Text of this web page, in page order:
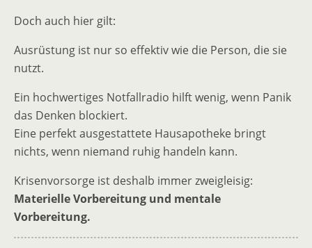
Doch auch hier gilt:
Ausrüstung ist nur so effektiv wie die Person, die sie
nutzt.
Ein hochwertiges Notfallradio hilft wenig, wenn Panik
das Denken blockiert.
Eine perfekt ausgestattete Hausapotheke bringt
nichts, wenn niemand ruhig handeln kann.
Krisenvorsorge ist deshalb immer zweigleisig:
Materielle Vorbereitung und mentale
Vorbereitung.